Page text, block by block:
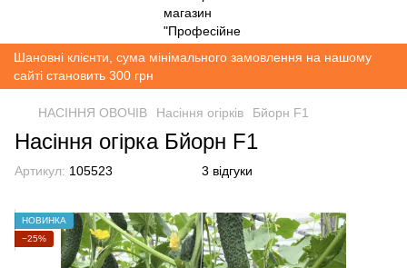
Шановні клієнти, сума мінімального замовлення на нашому
сайті становить 300 грн
НАСІННЯ ОВОЧІВ Насіння огірків Бйорн F1
Насіння огірка Бйорн F1
Артикул: 105523 3 відгуки
НОВИНКА
−25%